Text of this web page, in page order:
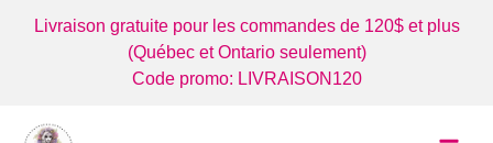
Livraison gratuite pour les commandes de 120$ et plus
(Québec et Ontario seulement)
Code promo: LIVRAISON120